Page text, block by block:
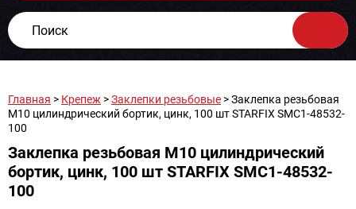
Главная > Крепеж >Заклепки резьбовые > Заклепка резьбовая
М10 цилиндрический бортик, цинк, 100 шт STARFIX SMC1-48532-
100
Заклепка резьбовая М10 цилиндрический
бортик, цинк, 100 шт STARFIX SMC1-48532-
100